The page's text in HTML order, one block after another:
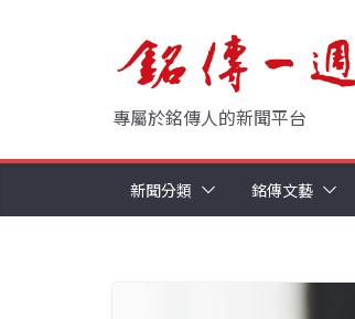
專屬於銘傳人的新聞平台
新聞分類 銘傳文藝